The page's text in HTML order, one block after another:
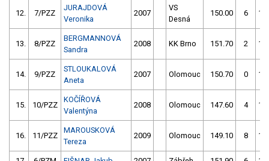
12. 7/PZZ
JURAJDOVÁ
Veronika
2007
VS
Desná
150.00 6
13. 8/PZZ
BERGMANNOVÁ
Sandra
2008 KK Brno 151.70 2
14. 9/PZZ
STLOUKALOVÁ
Aneta
2007 Olomouc 150.70 0
15. 10/PZZ
KOČÍŘOVÁ
Valentýna
2008 Olomouc 147.60 4
16. 11/PZZ
MAROUSKOVÁ
Tereza
2009 Olomouc 149.10 8